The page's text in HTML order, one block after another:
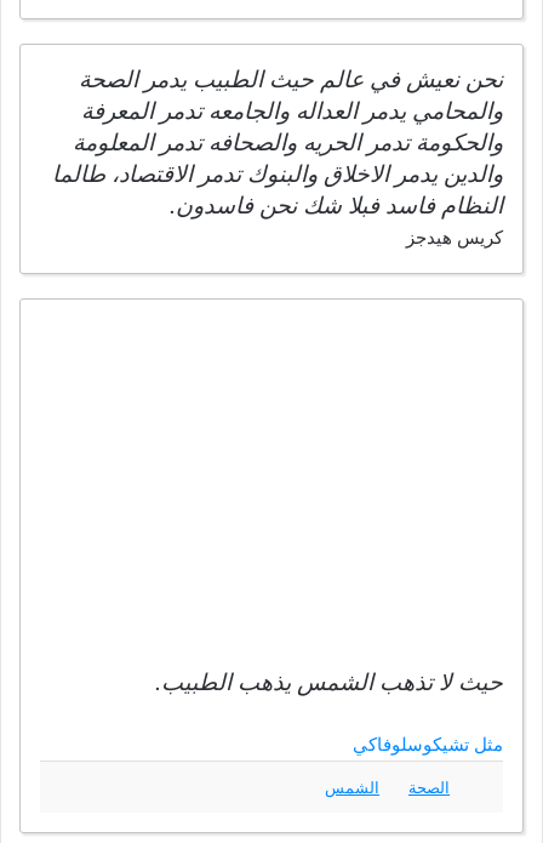
نحن نعيش في عالم حيث الطبيب يدمر الصحة
والمحامي يدمر العداله والجامعه تدمر المعرفة
والحكومة تدمر الحريه والصحافه تدمر المعلومة
والدين يدمر الاخلاق والبنوك تدمر الاقتصاد، طالما
النظام فاسد فبلا شك نحن فاسدون.
كريس هيدجز
حيث لا تذهب الشمس يذهب الطبيب.
مثل تشيكوسلوفاكي
الصحة الشمس